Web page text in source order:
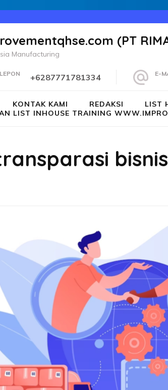
(PT
Manufacturing
+6287771781334 E-
KONTAK KAMI REDAKSI
LIST
LIST INHOUSE TRAINING
bisnis